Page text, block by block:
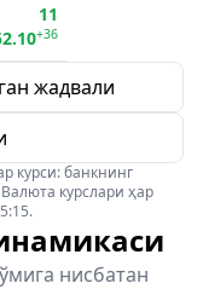
11
+36
жадвали
курси: банкнинг
курслари ҳар
нисбатан